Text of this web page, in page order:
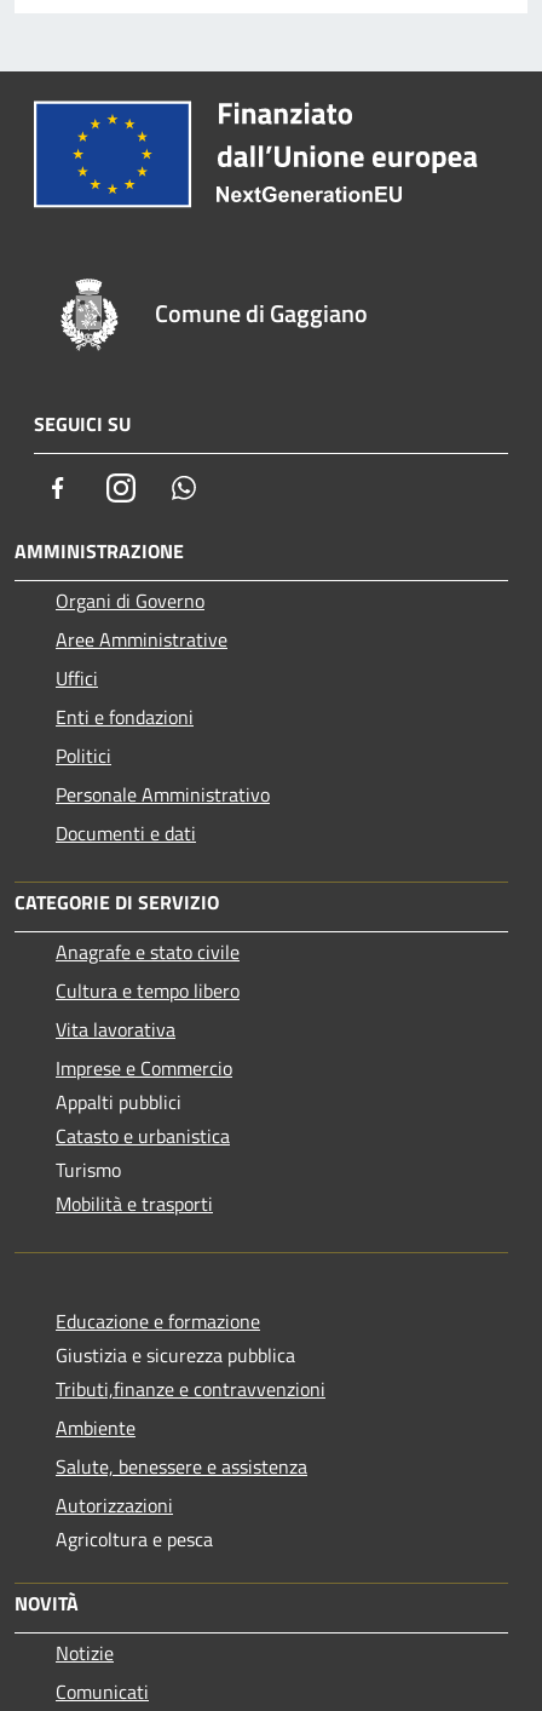
Comune di Gaggiano
SEGUICI SU
FacebookInstagram
AMMINISTRAZIONE
Organi di Governo
Aree Amministrative
Uffici
Enti e fondazioni
Politici
Personale Amministrativo
Documenti e dati
CATEGORIE DI SERVIZIO
Anagrafe e stato civile
Cultura e tempo libero
Vita lavorativa
Imprese e Commercio
Appalti pubblici
Catasto e urbanistica
Turismo
Mobilità e trasporti
Educazione e formazione
Giustizia e sicurezza pubblica
Tributi,finanze e contravvenzioni
Ambiente
Salute, benessere e assistenza
Autorizzazioni
Agricoltura e pesca
NOVITÀ
Notizie
Comunicati